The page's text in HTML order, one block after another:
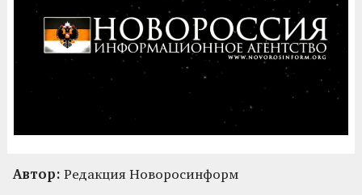
Автор: Редакция Новоросинформ